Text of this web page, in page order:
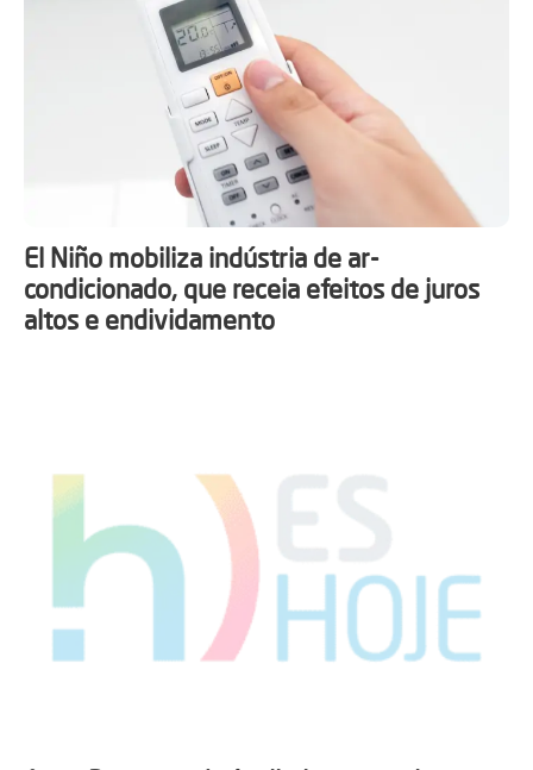
El Niño mobiliza indústria de ar-
condicionado, que receia efeitos de juros
altos e endividamento